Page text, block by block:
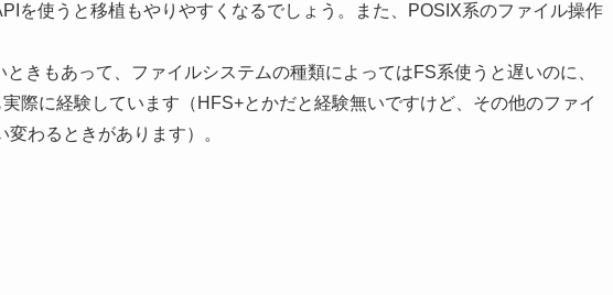
を使うと移植もやりやすくなるでしょう。また、POSIX系のファイル操作
きもあって、ファイルシステムの種類によってはFS系使うと遅いのに、
際に経験しています（HFS+とかだと経験無いですけど、その他のファイ
わるときがあります）。